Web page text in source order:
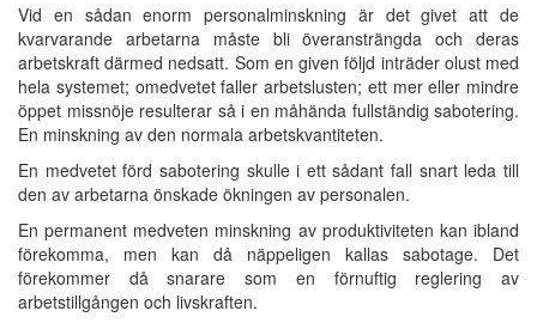
Vid en sådan enorm personalminskning är det givet att de
kvarvarande arbetarna måste bli överansträngda och deras
arbetskraft därmed nedsatt. Som en given följd inträder olust med
hela systemet; omedvetet faller arbetslusten; ett mer eller mindre
öppet missnöje resulterar så i en måhända fullständig sabotering.
En minskning av den normala arbetskvantiteten.
En medvetet förd sabotering skulle i ett sådant fall snart leda till
den av arbetarna önskade ökningen av personalen.
En permanent medveten minskning av produktiviteten kan ibland
förekomma, men kan då näppeligen kallas sabotage. Det
förekommer då snarare som en förnuftig reglering av
arbetstillgången och livskraften.